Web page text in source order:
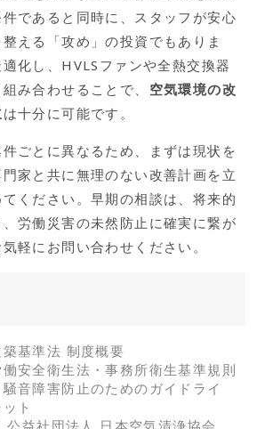
であると同時に、スタッフが安心
える「攻め」の投資でもありま
化し、HVLSファンや全熱交換器
み合わせることで、 空気環境の改
は十分に可能です。
ごとに異なるため、まずは現状を
家と共に無理のない改善計画を立
ください。早期の相談は、将来的
労働災害の未然防止に確実に繋が
軽にお問い合わせください。
基準法 制度概要
安全衛生法・事務所衛生基準規則
音障害防止のためのガイドライ
ト